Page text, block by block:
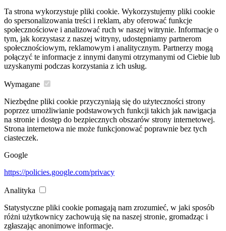
Ta strona wykorzystuje pliki cookie. Wykorzystujemy pliki cookie
do spersonalizowania treści i reklam, aby oferować funkcje
społecznościowe i analizować ruch w naszej witrynie. Informacje o
tym, jak korzystasz z naszej witryny, udostępniamy partnerom
społecznościowym, reklamowym i analitycznym. Partnerzy mogą
połączyć te informacje z innymi danymi otrzymanymi od Ciebie lub
uzyskanymi podczas korzystania z ich usług.
Wymagane
Niezbędne pliki cookie przyczyniają się do użyteczności strony
poprzez umożliwianie podstawowych funkcji takich jak nawigacja
na stronie i dostęp do bezpiecznych obszarów strony internetowej.
Strona internetowa nie może funkcjonować poprawnie bez tych
ciasteczek.
Google
https://policies.google.com/privacy
Analityka
Statystyczne pliki cookie pomagają nam zrozumieć, w jaki sposób
różni użytkownicy zachowują się na naszej stronie, gromadząc i
zgłaszając anonimowe informacje.